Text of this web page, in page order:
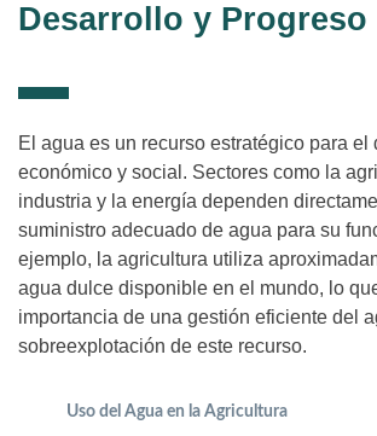
Desarrollo y Progreso
El agua es un recurso estratégico para el
económico y social. Sectores como la
industria y la energía dependen
suministro adecuado de agua para su
ejemplo, la agricultura utiliza
agua dulce disponible en el mundo, lo
importancia de una gestión eficiente del
sobreexplotación de este recurso.
Uso del Agua en la Agricultura